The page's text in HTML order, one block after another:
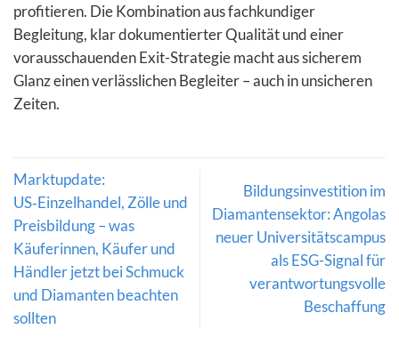
profitieren. Die Kombination aus fachkundiger
Begleitung, klar dokumentierter Qualität und einer
vorausschauenden Exit-Strategie macht aus sicherem
Glanz einen verlässlichen Begleiter – auch in unsicheren
Zeiten.
Marktupdate:
US‑Einzelhandel, Zölle und
Preisbildung – was
Käuferinnen, Käufer und
Händler jetzt bei Schmuck
und Diamanten beachten
sollten
Bildungsinvestition im
Diamantensektor: Angolas
neuer Universitätscampus
als ESG-Signal für
verantwortungsvolle
Beschaffung